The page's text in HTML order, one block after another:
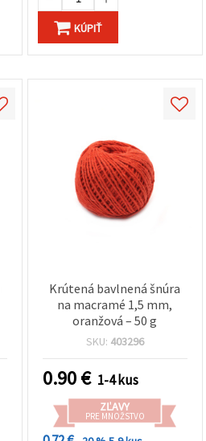
KÚPIŤ
Krútená bavlnená šnúra
na macramé 1,5 mm,
oranžová – 50 g
SKU: 403296
0.90€ 1-4 kus
ZĽAVY
PRE MNOŽSTVO